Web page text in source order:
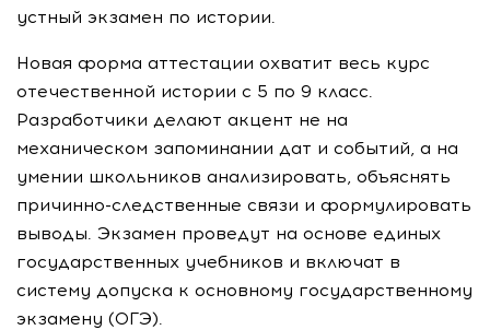
устный экзамен по истории.
Новая форма аттестации охватит весь курс
отечественной истории с 5 по 9 класс.
Разработчики делают акцент не на
механическом запоминании дат и событий, а на
умении школьников анализировать, объяснять
причинно-следственные связи и формулировать
выводы. Экзамен проведут на основе единых
государственных учебников и включат в
систему допуска к основному государственному
экзамену (ОГЭ).